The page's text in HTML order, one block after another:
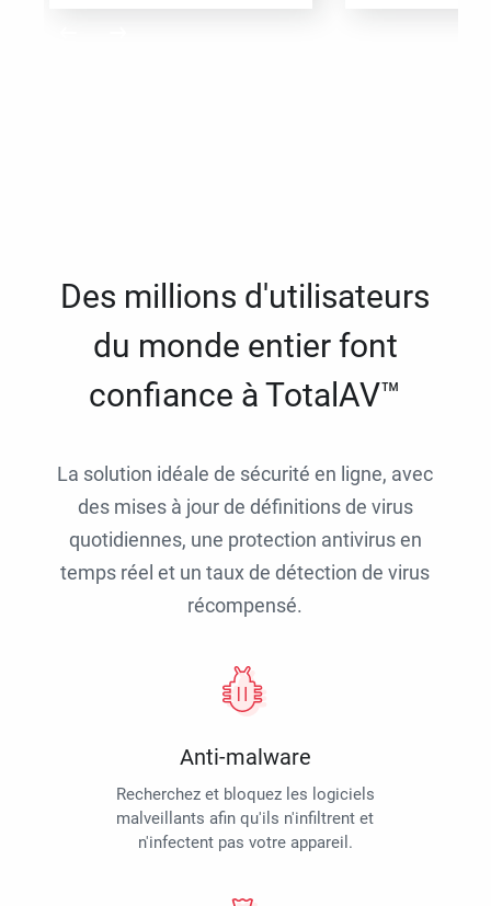
Des millions d'utilisateurs
du monde entier font
confiance à TotalAV™
La solution idéale de sécurité en ligne, avec
des mises à jour de définitions de virus
quotidiennes, une protection antivirus en
temps réel et un taux de détection de virus
récompensé.
Anti-malware
Recherchez et bloquez les logiciels
malveillants afin qu'ils n'infiltrent et
n'infectent pas votre appareil.